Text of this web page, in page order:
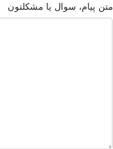
متن پیام، سوال یا مشکلتون